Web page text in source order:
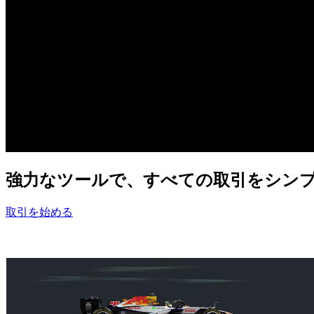
強力なツールで、 すべての取引をシン
取引を始める